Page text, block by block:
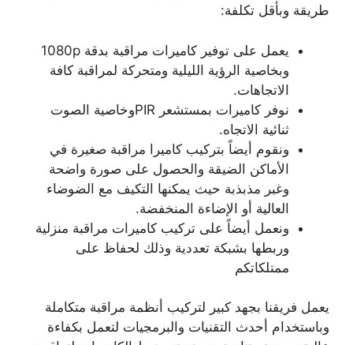
طريقة وبأقل تكلفة:
يعمل على توفير كاميرات مراقبة بدقة 1080p
وبخاصية الرؤية الليلية ومتحركة لمراقبة كافة
الاتجاهات.
نوفر كاميرات بمستشعر PIRوخاصية الصوت
ثنائية الاتجاه.
ونقوم أيضاً بتركيب كاميرا مراقبة صغيرة في
الأماكن الضيقة والحصول على صورة واضحة
وغبر مذبذبة حيث يمكنها التكيف مع الضوضاء
العالية أو الإضاءة المنخفضة.
ونعمل أيضاً على تركيب كاميرات مراقبة منزلية
وربطها بشبكة تعددية وذلك لحفاظ على
ممتلكاتكم
يعمل فريقنا بجهد كبير لتركيب أنظمة مراقبة متكاملة
وباستخدام أحدث التقنيات والبرمجيات لتعمل بكفاءة